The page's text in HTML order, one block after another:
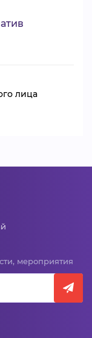
лица
мероприятия